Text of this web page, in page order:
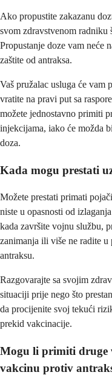
Ako propustite zakazanu
svom zdravstvenom radniku
Propustanje doze vam neće
zaštite od antraksa.
Vaš pružalac usluga će vam
vratite na pravi put sa
možete jednostavno primiti
injekcijama, iako će možda
doza.
Kada mogu prestati
Možete prestati primati
niste u opasnosti od
kada završite vojnu službu,
zanimanja ili više ne radite
antraksu.
Razgovarajte sa svojim
situaciji prije nego što
da procijenite svoj tekući
prekid vakcinacije.
Mogu li primiti druge
vakcinu protiv